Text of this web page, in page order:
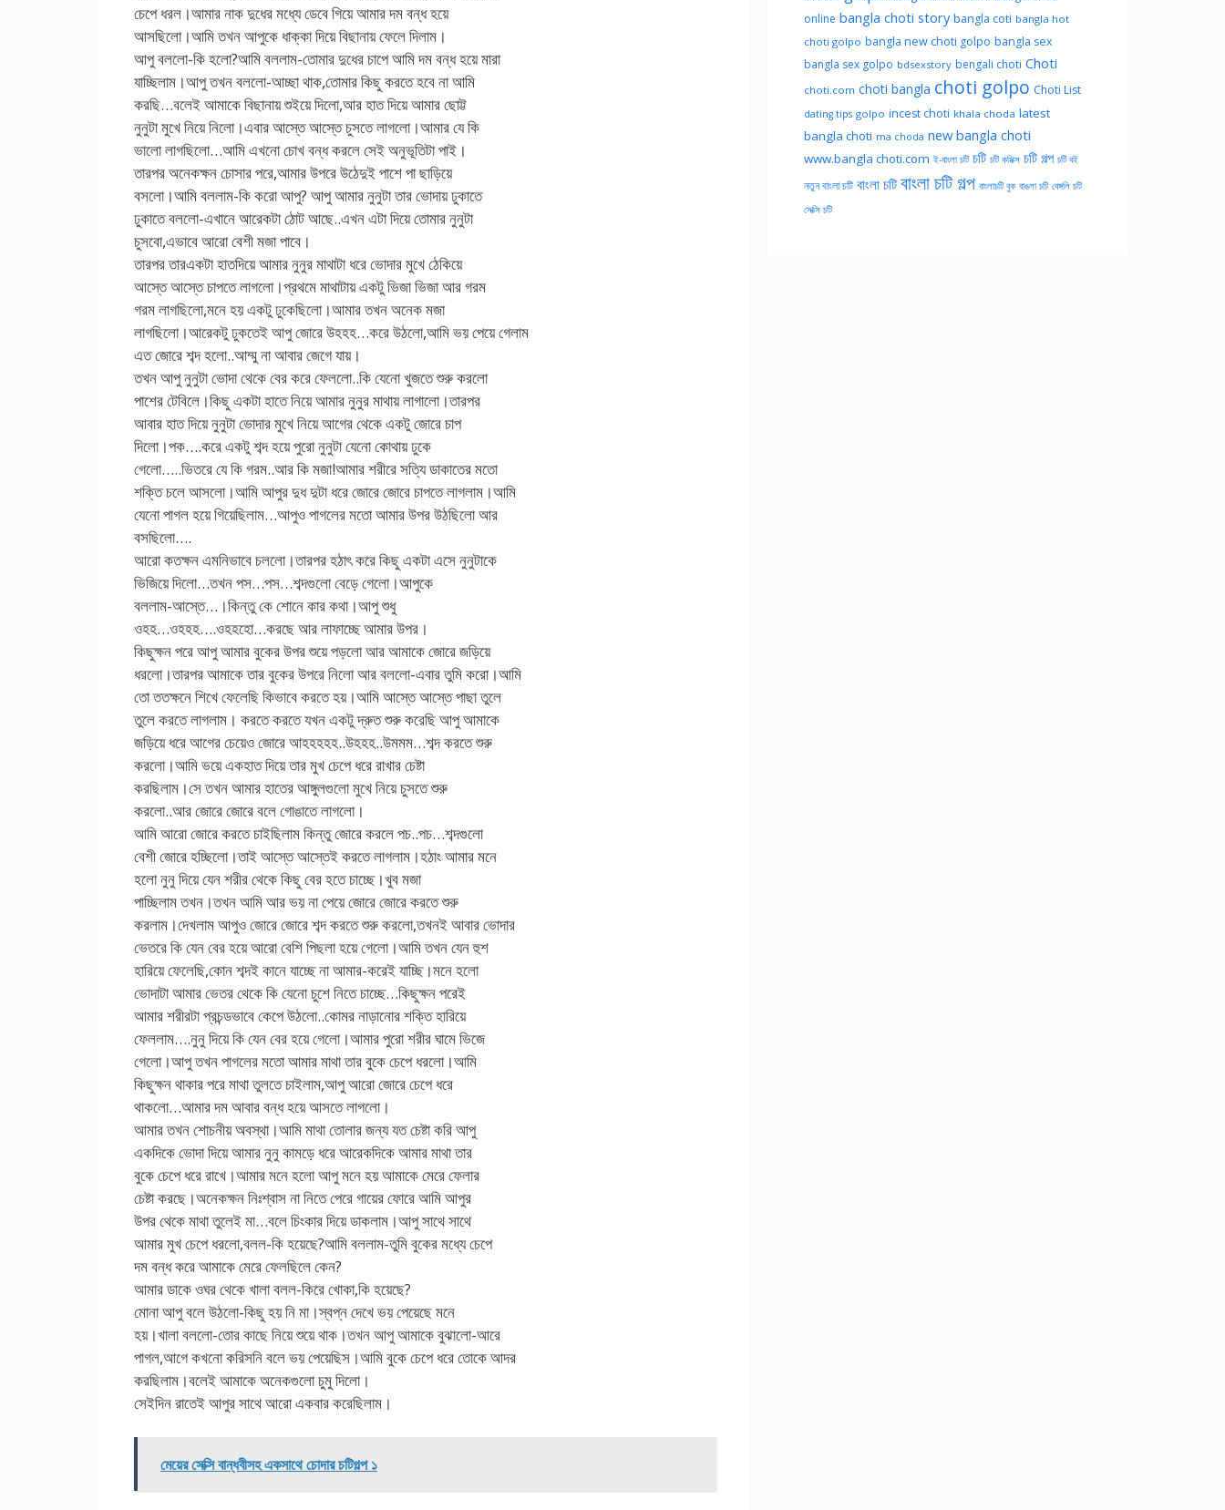
চেপে ধরল।আমার নাক দুধের মধ্যে ডেবে গিয়ে আমার দম বন্ধ হয়ে
আসছিলো।আমি তখন আপুকে ধাক্কা দিয়ে বিছানায় ফেলে দিলাম।
আপু বললো-কি হলো?আমি বললাম-তোমার দুধের চাপে আমি দম বন্ধ হয়ে মারা
যাচ্ছিলাম।আপু তখন বললো-আচ্ছা থাক,তোমার কিছু করতে হবে না আমি
করছি…বলেই আমাকে বিছানায় শুইয়ে দিলো,আর হাত দিয়ে আমার ছোট্ট
নুনুটা মুখে নিয়ে নিলো।এবার আস্তে আস্তে চুসতে লাগলো।আমার যে কি
ভালো লাগছিলো…আমি এখনো চোখ বন্ধ করলে সেই অনুভূতিটা পাই।
তারপর অনেকক্ষন চোসার পরে,আমার উপরে উঠেদুই পাশে পা ছাড়িয়ে
বসলো।আমি বললাম-কি করো আপু? আপু আমার নুনুটা তার ভোদায় ঢুকাতে
ঢুকাতে বললো-এখানে আরেকটা ঠোট আছে..এখন এটা দিয়ে তোমার নুনুটা
চুসবো,এভাবে আরো বেশী মজা পাবে।
তারপর তারএকটা হাতদিয়ে আমার নুনুর মাথাটা ধরে ভোদার মুখে ঠেকিয়ে
আস্তে আস্তে চাপতে লাগলো।প্রথমে মাথাটায় একটু ভিজা ভিজা আর গরম
গরম লাগছিলো,মনে হয় একটু ঢুকেছিলো।আমার তখন অনেক মজা
লাগছিলো।আরেকটু ঢুকতেই আপু জোরে উহহহ…করে উঠলো,আমি ভয় পেয়ে গেলাম
এত জোরে শব্দ হলো..আম্মু না আবার জেগে যায়।
তখন আপু নুনুটা ভোদা থেকে বের করে ফেললো..কি যেনো খুজতে শুরু করলো
পাশের টেবিলে।কিছু একটা হাতে নিয়ে আমার নুনুর মাথায় লাগালো।তারপর
আবার হাত দিয়ে নুনুটা ভোদার মুখে নিয়ে আগের থেকে একটু জোরে চাপ
দিলো।পক….করে একটু শব্দ হয়ে পুরো নুনুটা যেনো কোথায় ঢুকে
গেলো…..ভিতরে যে কি গরম..আর কি মজা!আমার শরীরে সত্যি ডাকাতের মতো
শক্তি চলে আসলো।আমি আপুর দুধ দুটা ধরে জোরে জোরে চাপতে লাগলাম।আমি
যেনো পাগল হয়ে গিয়েছিলাম…আপুও পাগলের মতো আমার উপর উঠছিলো আর
বসছিলো….
আরো কতক্ষন এমনিভাবে চললো।তারপর হঠাৎ করে কিছু একটা এসে নুনুটাকে
ভিজিয়ে দিলো…তখন পস…পস…শব্দগুলো বেড়ে গেলো।আপুকে
বললাম-আস্তে…।কিন্তু কে শোনে কার কথা।আপু শুধু
ওহহ…ওহহহ….ওহহহো…করছে আর লাফাচ্ছে আমার উপর।
কিছুক্ষন পরে আপু আমার বুকের উপর শুয়ে পড়লো আর আমাকে জোরে জড়িয়ে
ধরলো।তারপর আমাকে তার বুকের উপরে নিলো আর বললো-এবার তুমি করো।আমি
তো ততক্ষনে শিখে ফেলেছি কিভাবে করতে হয়।আমি আস্তে আস্তে পাছা তুলে
তুলে করতে লাগলাম। করতে করতে যখন একটু দ্রুত শুরু করেছি আপু আমাকে
জড়িয়ে ধরে আগের চেয়েও জোরে আহহহহহ..উহহহ..উমমম…শব্দ করতে শুরু
করলো।আমি ভয়ে একহাত দিয়ে তার মুখ চেপে ধরে রাখার চেষ্টা
করছিলাম।সে তখন আমার হাতের আঙ্গুলগুলো মুখে নিয়ে চুসতে শুরু
করলো..আর জোরে জোরে বলে গোঙাতে লাগলো।
আমি আরো জোরে করতে চাইছিলাম কিন্তু জোরে করলে পচ..পচ…শব্দগুলো
বেশী জোরে হচ্ছিলো।তাই আস্তে আস্তেই করতে লাগলাম।হঠাং আমার মনে
হলো নুনু দিয়ে যেন শরীর থেকে কিছু বের হতে চাচ্ছে।খুব মজা
পাচ্ছিলাম তখন।তখন আমি আর ভয় না পেয়ে জোরে জোরে করতে শুরু
করলাম।দেখলাম আপুও জোরে জোরে শব্দ করতে শুরু করলো,তখনই আবার ভোদার
ভেতরে কি যেন বের হয়ে আরো বেশি পিছলা হয়ে গেলো।আমি তখন যেন হুশ
হারিয়ে ফেলেছি,কোন শব্দই কানে যাচ্ছে না আমার-করেই যাচ্ছি।মনে হলো
ভোদাটা আমার ভেতর থেকে কি যেনো চুশে নিতে চাচ্ছে…কিছুক্ষন পরেই
আমার শরীরটা প্রচন্ডভাবে কেপে উঠলো..কোমর নাড়ানোর শক্তি হারিয়ে
ফেললাম….নুনু দিয়ে কি যেন বের হয়ে গেলো।আমার পুরো শরীর ঘামে ভিজে
গেলো।আপু তখন পাগলের মতো আমার মাথা তার বুকে চেপে ধরলো।আমি
কিছুক্ষন থাকার পরে মাথা তুলতে চাইলাম,আপু আরো জোরে চেপে ধরে
থাকলো…আমার দম আবার বন্ধ হয়ে আসতে লাগলো।
আমার তখন শোচনীয় অবস্থা।আমি মাথা তোলার জন্য যত চেষ্টা করি আপু
একদিকে ভোদা দিয়ে আমার নুনু কামড়ে ধরে আরেকদিকে আমার মাথা তার
বুকে চেপে ধরে রাখে।আমার মনে হলো আপু মনে হয় আমাকে মেরে ফেলার
চেষ্টা করছে।অনেকক্ষন নিঃশ্বাস না নিতে পেরে গায়ের ফোরে আমি আপুর
উপর থেকে মাথা তুলেই মা…বলে চিংকার দিয়ে ডাকলাম।আপু সাথে সাথে
আমার মুখ চেপে ধরলো,বলল-কি হয়েছে?আমি বললাম-তুমি বুকের মধ্যে চেপে
দম বন্ধ করে আমাকে মেরে ফেলছিলে কেন?
আমার ডাকে ওঘর থেকে খালা বলল-কিরে খোকা,কি হয়েছে?
মোনা আপু বলে উঠলো-কিছু হয় নি মা।স্বপ্ন দেখে ভয় পেয়েছে মনে
হয়।খালা বললো-তোর কাছে নিয়ে শুয়ে থাক।তখন আপু আমাকে বুঝালো-আরে
পাগল,আগে কখনো করিসনি বলে ভয় পেয়েছিস।আমি বুকে চেপে ধরে তোকে আদর
করছিলাম।বলেই আমাকে অনেকগুলো চুমু দিলো।
সেইদিন রাতেই আপুর সাথে আরো একবার করেছিলাম।
মেয়ের সেক্সি বান্ধবীসহ একসাথে চোদার চটিগল্প ১
online bangla choti story bangla coti bangla hot
choti golpo bangla new choti golpo bangla sex
bangla sex golpo bdsexstory bengali choti Choti
choti.com choti bangla choti golpo Choti List
dating tips golpo incest choti khala choda latest
bangla choti ma choda new bangla choti
www.bangla choti.com ই-বাংলা চটি চটি চটি কমিক্স চটি গল্প চটি বই
নতুন বাংলা চটি বাংলা চটি বাংলা চটি গল্প বাংলাচটি বুক বাঙলা চটি বেঙ্গলি চটি
সেক্সি চটি